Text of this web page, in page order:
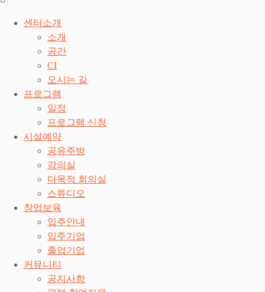
센터소개
소개
공간
CI
오시는 길
프로그램
일정
프로그램 신청
시설예약
공유주방
강의실
다목적 회의실
스튜디오
창업보육
입주안내
입주기업
졸업기업
커뮤니티
공지사항